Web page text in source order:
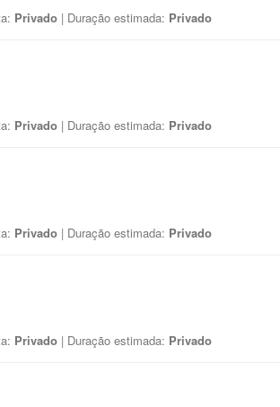
Privado | Duração estimada: Privado
Privado | Duração estimada: Privado
Privado | Duração estimada: Privado
Privado | Duração estimada: Privado